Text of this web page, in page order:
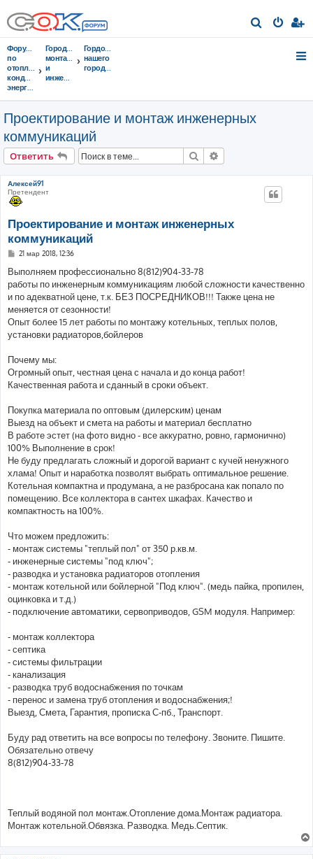
о
Форумы
по
отоплению,
кондиционированию,
энергосбережению
Городок
монтажников
и
инженеров
Гордость
нашего
городка!
Проектирование и монтаж инженерных
коммуникаций
Ответить Поиск
Алексей91
Претендент
Проектирование и монтаж инженерных
коммуникаций
С
о
б
щ
е
н
и
е
21 мар 2018, 12:36
Выполняем профессионально 8(812)904-33-78
работы по инженерным коммуникациям любой сложности качественно
и по адекватной цене, т.к. БЕЗ ПОСРЕДНИКОВ!!! Также цена не
меняется от сезонности!
Опыт более 15 лет работы по монтажу котельных, теплых полов,
установки радиаторов,бойлеров
Почему мы:
Огромный опыт, честная цена с начала и до конца работ!
Качественная работа и сданный в сроки объект.
Покупка материала по оптовым (дилерским) ценам
Выезд на объект и смета на работы и материал бесплатно
В работе эстет (на фото видно - все аккуратно, ровно, гармонично)
100% Выполнение в срок!
Не буду предлагать сложный и дорогой вариант с кучей ненужного
хлама! Опыт и наработка позволят выбрать оптимальное решение.
Котельная компактна и продумана, а не разбросана как попало по
помещению. Все коллектора в сантех шкафах. Качество и
компактность на 100%.
Что можем предложить:
- монтаж системы "теплый пол" от 350 р.кв.м.
- инженерные системы "под ключ";
- разводка и установка радиаторов отопления
- монтаж котельной или бойлерной "Под ключ". (медь пайка, пропилен,
оцинковка и т.д.)
- подключение автоматики, сервоприводов, GSM модуля. Например:
- монтаж коллектора
- септика
- системы фильтрации
- канализация
- разводка труб водоснабжения по точкам
- перенос и замена труб отопления и водоснабжения;!
Выезд, Смета, Гарантия, прописка С-пб., Транспорт.
Буду рад ответить на все вопросы по телефону. Звоните. Пишите.
Обязательно отвечу
8(812)904-33-78
Теплый водяной пол монтаж.Отопление дома.Монтаж радиатора.
Монтаж котельной.Обвязка. Разводка. Медь.Септик.